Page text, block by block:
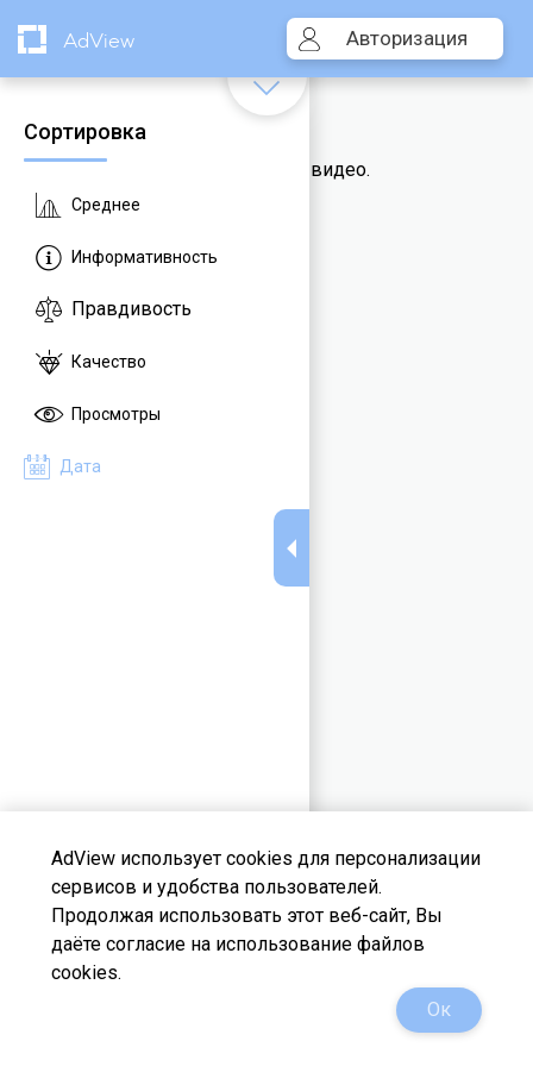
AdView Авторизация
Сортировка
Среднее
Информативность
Правдивость
Качество
Просмотры
Дата
К сожалению, здесь пока нет видео.
support@adview.su
@adview_ru
AdView использует cookies для персонализации
сервисов и удобства пользователей.
Продолжая использовать этот веб-сайт, Вы
даёте согласие на использование файлов
cookies.
Ок